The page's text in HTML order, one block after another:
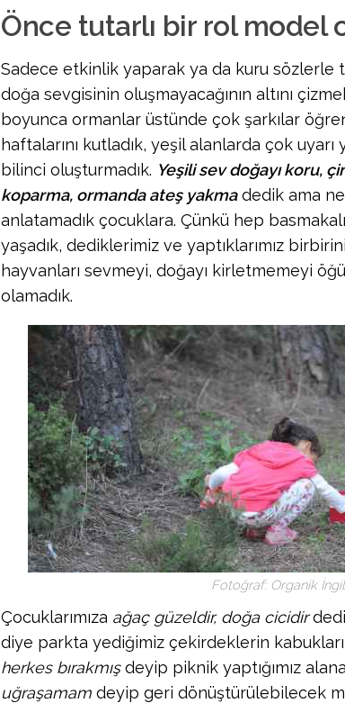
Önce tutarlı bir rol model
Sadece etkinlik yaparak ya da kuru sözlerle
doğa sevgisinin oluşmayacağının altını
boyunca ormanlar üstünde çok şarkılar
haftalarını kutladık, yeşil alanlarda çok uyarı
bilinci oluşturmadık. Yeşili sev doğayı koru,
koparma, ormanda ateş yakmadedik ama
anlatamadık çocuklara. Çünkü hep
yaşadık, dediklerimiz ve yaptıklarımız
hayvanları sevmeyi, doğayı kirletmemeyi
olamadık.
Fotoğraf: Organik
Çocuklarımıza ağaç güzeldir, doğa cicidir
diye parkta yediğimiz çekirdeklerin
herkes bırakmışdeyip piknik yaptığımız
uğraşamam deyip geri dönüştürülebilecek